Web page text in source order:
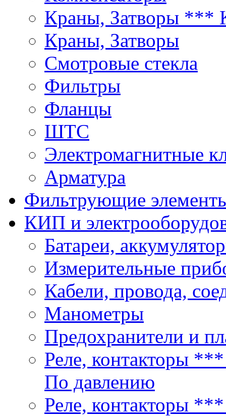
Краны, Затворы ***
Краны, Затворы
Смотровые стекла
Фильтры
Фланцы
ШТС
Электромагнитные
Арматура
Фильтрующие
КИП и
Батареи,
Измерительные
Кабели, провода,
Манометры
Предохранители и
Реле, контакторы
По давлению
Реле, контакторы